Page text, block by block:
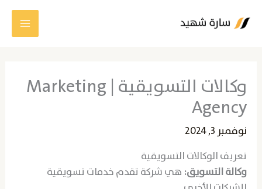
إلى
وكالات التسويقية | Marketing
Agency
نوفمبر 3, 2024
تعريف الوكالات التسويقية
وكالة التسويق: هي شركة تقدم خدمات تسويقية